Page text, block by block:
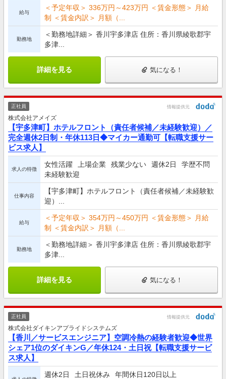
給与
＜予定年収＞ 336万円～423万円 ＜賃金形態＞ 月給
制 ＜賃金内訳＞ 月額（...
勤務地
＜勤務地詳細＞ 香川宇多津店 住所：香川県綾歌郡宇
多津...
詳細を見る 気になる！
正社員 情報提供元
株式会社アメイズ
【宇多津町】ホテルフロント（責任者候補／未経験歓迎）／
完全週休2日制・年休113日◆マイカー通勤可【転職支援サー
ビス求人】
求人の特徴
女性活躍 上場企業 残業少ない 週休2日
学歴不問
未経験歓迎
仕事内容
【宇多津町】ホテルフロント（責任者候補／未経験歓
迎）...
給与
＜予定年収＞ 354万円～450万円 ＜賃金形態＞ 月給
制 ＜賃金内訳＞ 月額（...
勤務地
＜勤務地詳細＞ 香川宇多津店 住所：香川県綾歌郡宇
多津...
詳細を見る 気になる！
正社員 情報提供元
株式会社ダイキンアプライドシステムズ
【香川／サービスエンジニア】空調冷熱の経験者歓迎◆世界
シェア1位のダイキンG／年休124・土日祝【転職支援サービ
ス求人】
週休2日 土日祝休み
年間休日120日以上